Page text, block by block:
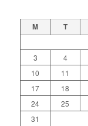
M T
3
4
10
11
17
18
24
25
31